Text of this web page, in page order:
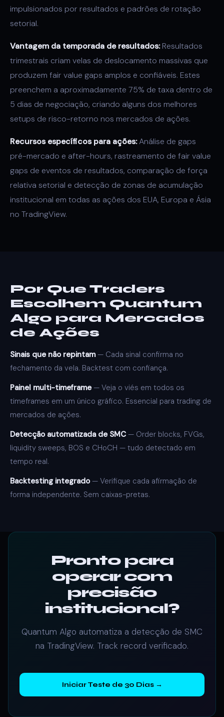
impulsionados por resultados e padrões de rotação
setorial.
Vantagem da temporada de resultados:Resultados
trimestrais criam velas de deslocamento massivas que
produzem fair value gaps amplos e confiáveis. Estes
preenchem a aproximadamente 75% de taxa dentro de
5 dias de negociação, criando alguns dos melhores
setups de risco-retorno nos mercados de ações.
Recursos específicos para ações:Análise de gaps
pré-mercado e after-hours, rastreamento de fair value
gaps de eventos de resultados, comparação de força
relativa setorial e detecção de zonas de acumulação
institucional em todas as ações dos EUA, Europa e Ásia
no TradingView.
Por Que Traders
Escolhem Quantum
Algo para Mercados
de Ações
Sinais que não repintam— Cada sinal confirma no
fechamento da vela. Backtest com confiança.
Painel multi-timeframe— Veja o viés em todos os
timeframes em um único gráfico. Essencial para trading de
mercados de ações.
Detecção automatizada de SMC — Order blocks, FVGs,
liquidity sweeps, BOS e CHoCH — tudo detectado em
tempo real.
Backtesting integrado— Verifique cada afirmação de
forma independente. Sem caixas-pretas.
Pronto para
operar com
precisão
institucional?
Quantum Algo automatiza a detecção de SMC
na TradingView. Track record verificado.
Iniciar Teste de 30 Dias →